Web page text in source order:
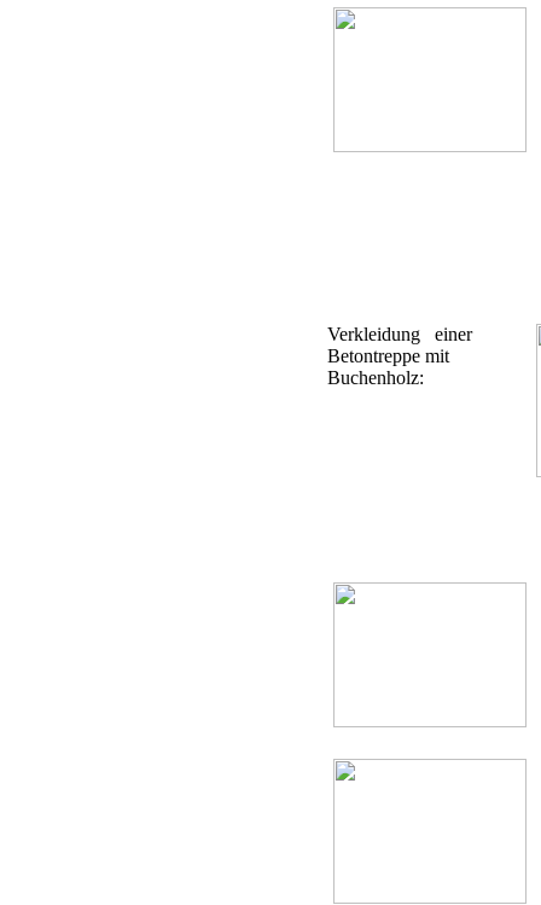
Verkleidung einer
Betontreppe mit
Buchenholz: